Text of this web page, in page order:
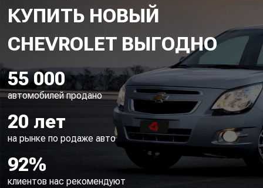
КУПИТЬ НОВЫЙ
CHEVROLET ВЫГОДНО
55 000
автомобилей продано
20 лет
на рынке по родаже авто
92%
клиентов нас рекомендуют